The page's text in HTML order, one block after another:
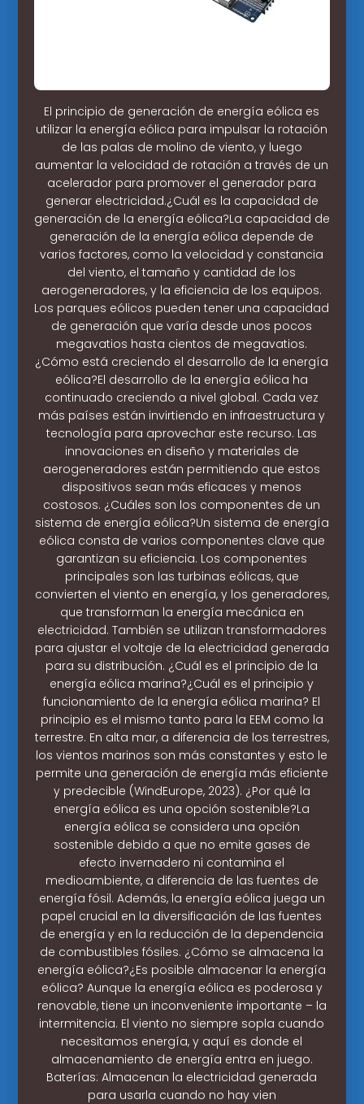
El principio de generación de energía eólica es
utilizar la energía eólica para impulsar la rotación
de las palas de molino de viento, y luego
aumentar la velocidad de rotación a través de un
acelerador para promover el generador para
generar electricidad.¿Cuál es la capacidad de
generación de la energía eólica?La capacidad de
generación de la energía eólica depende de
varios factores, como la velocidad y constancia
del viento, el tamaño y cantidad de los
aerogeneradores, y la eficiencia de los equipos.
Los parques eólicos pueden tener una capacidad
de generación que varía desde unos pocos
megavatios hasta cientos de megavatios.
¿Cómo está creciendo el desarrollo de la energía
eólica?El desarrollo de la energía eólica ha
continuado creciendo a nivel global. Cada vez
más países están invirtiendo en infraestructura y
tecnología para aprovechar este recurso. Las
innovaciones en diseño y materiales de
aerogeneradores están permitiendo que estos
dispositivos sean más eficaces y menos
costosos. ¿Cuáles son los componentes de un
sistema de energía eólica?Un sistema de energía
eólica consta de varios componentes clave que
garantizan su eficiencia. Los componentes
principales son las turbinas eólicas, que
convierten el viento en energía, y los generadores,
que transforman la energía mecánica en
electricidad. También se utilizan transformadores
para ajustar el voltaje de la electricidad generada
para su distribución. ¿Cuál es el principio de la
energía eólica marina?¿Cuál es el principio y
funcionamiento de la energía eólica marina? El
principio es el mismo tanto para la EEM como la
terrestre. En alta mar, a diferencia de los terrestres,
los vientos marinos son más constantes y esto le
permite una generación de energía más eficiente
y predecible (WindEurope, 2023). ¿Por qué la
energía eólica es una opción sostenible?La
energía eólica se considera una opción
sostenible debido a que no emite gases de
efecto invernadero ni contamina el
medioambiente, a diferencia de las fuentes de
energía fósil. Además, la energía eólica juega un
papel crucial en la diversificación de las fuentes
de energía y en la reducción de la dependencia
de combustibles fósiles. ¿Cómo se almacena la
energía eólica?¿Es posible almacenar la energía
eólica? Aunque la energía eólica es poderosa y
renovable, tiene un inconveniente importante – la
intermitencia. El viento no siempre sopla cuando
necesitamos energía, y aquí es donde el
almacenamiento de energía entra en juego.
Baterías: Almacenan la electricidad generada
para usarla cuando no hay vien